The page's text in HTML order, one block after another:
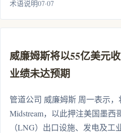
术语说明07·07
威廉姆斯将以55亿美元
业绩未达预期
管道公司 威廉姆斯 周一表示，
Midstream，以此押注美国墨西
（LNG）出口设施、发电及